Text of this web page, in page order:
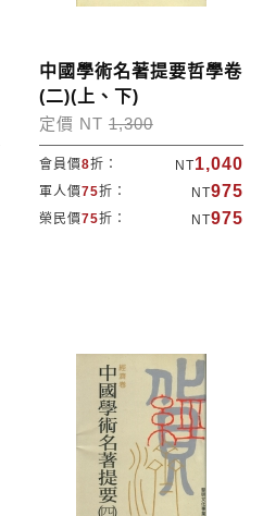
中國學術名著提要哲學卷
(二)(上、下)
定價 NT 1,300
會員價8折： NT1,040
軍人價75折： NT975
榮民價75折： NT975